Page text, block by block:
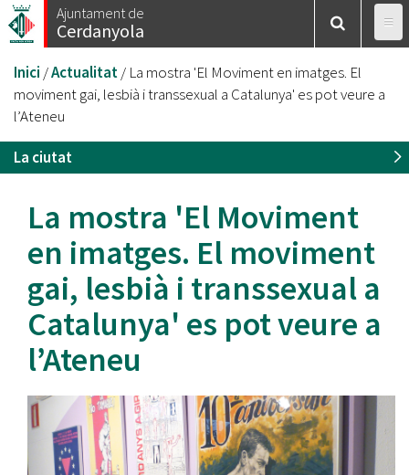
Vés
al
Ajuntament de
Cerdanyola
Esteu
aquí
Inici /Actualitat/ La mostra 'El Moviment en imatges. El
moviment gai, lesbià i transsexual a Catalunya' es pot veure a
l’Ateneu
La ciutat
La mostra 'El Moviment
en imatges. El moviment
gai, lesbià i transsexual a
Catalunya' es pot veure a
l’Ateneu